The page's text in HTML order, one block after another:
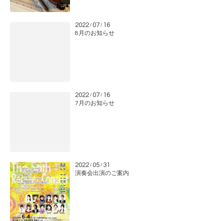
2022 / 07 / 16
8月のお知らせ
2022 / 07 / 16
7月のお知らせ
2022 / 05 / 31
演奏会出演のご案内